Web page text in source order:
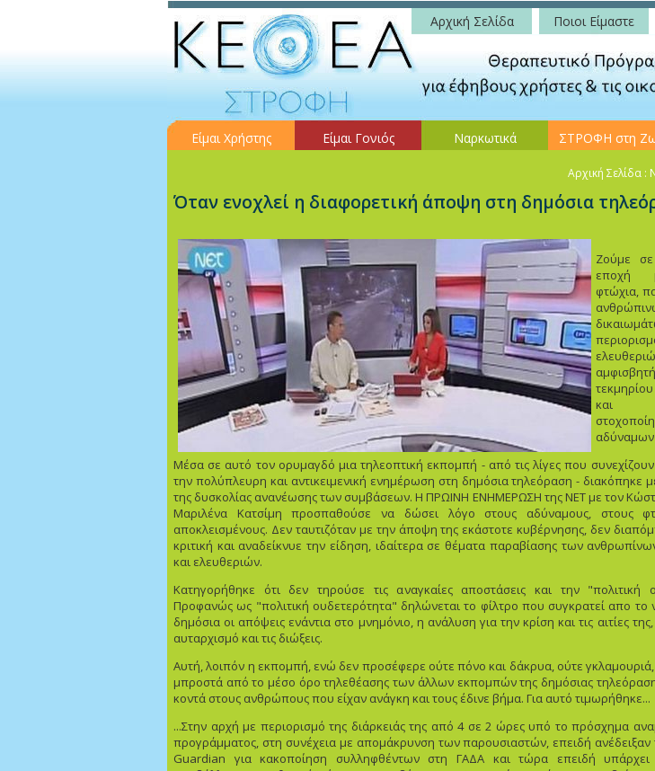
Αρχική Σελίδα Ποιοι Είμαστε
Είμαι Χρήστης Είμαι Γονιός Ναρκωτικά ΣΤΡΟΦΗ στη
Αρχική Σελίδα :
Όταν ενοχλεί η διαφορετική άποψη στη δημόσια
Ζούμε
εποχή
φτώχια,
και
Μέσα σε αυτό τον ορυμαγδό μια τηλεοπτική εκπομπή - από τις λίγες που
την πολύπλευρη και αντικειμενική ενημέρωση στη δημόσια τηλεόραση - διακόπηκε
της δυσκολίας ανανέωσης των συμβάσεων. Η ΠΡΩΙΝΗ ΕΝΗΜΕΡΩΣΗ της ΝΕΤ με τον
Μαριλένα Κατσίμη προσπαθούσε να δώσει λόγο στους αδύναμους, στους
αποκλεισμένους. Δεν ταυτιζόταν με την άποψη της εκάστοτε κυβέρνησης, δεν
κριτική και αναδείκνυε την είδηση, ιδαίτερα σε θέματα παραβίασης των
και ελευθεριών.
Κατηγορήθηκε ότι δεν τηρούσε τις αναγκαίες αποστάσεις και την "πολιτική
Προφανώς ως "πολιτική ουδετερότητα" δηλώνεται το φίλτρο που συγκρατεί απο το
δημόσια οι απόψεις ενάντια στο μνημόνιο, η ανάλυση για την κρίση και τις αιτίες
αυταρχισμό και τις διώξεις.
Αυτή, λοιπόν η εκπομπή, ενώ δεν προσέφερε ούτε πόνο και δάκρυα, ούτε
μπροστά από το μέσο όρο τηλεθέασης των άλλων εκπομπών της δημόσιας
κοντά στους ανθρώπους που είχαν ανάγκη και τους έδινε βήμα. Για αυτό τιμωρήθηκε...
...Στην αρχή με περιορισμό της διάρκειάς της από 4 σε 2 ώρες υπό το πρόσχημα
προγράμματος, στη συνέχεια με απομάκρυνση των παρουσιαστών, επειδή ανέδειξαν
Guardian για κακοποίηση συλληφθέντων στη ΓΑΔΑ και τώρα επειδή